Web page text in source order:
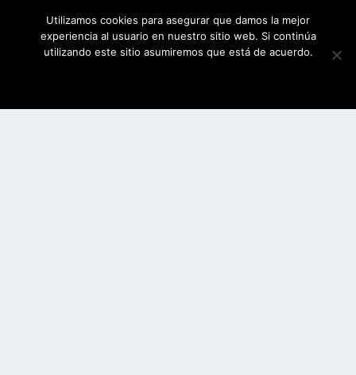
Utilizamos cookies para asegurar que damos la mejor
experiencia al usuario en nuestro sitio web. Si continúa
utilizando este sitio asumiremos que está de acuerdo.